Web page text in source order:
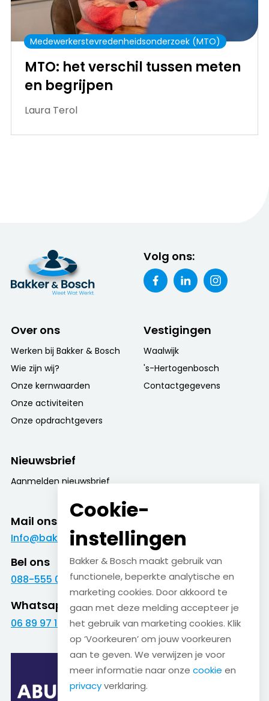
Medewerkerstevredenheidsonderzoek (MTO)
MTO: het verschil tussen meten
en begrijpen
Laura Terol
Volg ons:
Over ons
Werken bij Bakker & Bosch
Wie zijn wij?
Onze kernwaarden
Onze activiteiten
Onze opdrachtgevers
Vestigingen
Waalwijk
's-Hertogenbosch
Contactgegevens
Nieuwsbrief
Aanmelden nieuwsbrief
Mail ons
Info@bakkerenbosch.nl
Bel ons
088-555 09 09
Whatsapp
06 89 97 16 01
Cookie-
instellingen
Bakker & Bosch maakt gebruik van
functionele, beperkte analytische en
marketing cookies. Door akkoord te
gaan met deze melding accepteer je
het gebruik van marketing cookies. Klik
op ‘Voorkeuren’ om jouw voorkeuren
aan te geven. We verwijzen je voor
meer informatie naar onze cookie en
privacyverklaring.